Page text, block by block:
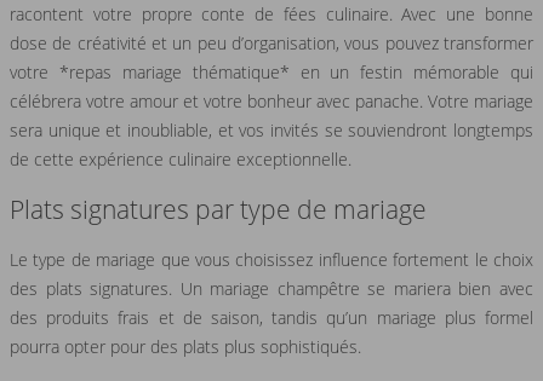
racontent votre propre conte de fées culinaire. Avec une bonne
dose de créativité et un peu d’organisation, vous pouvez transformer
votre *repas mariage thématique* en un festin mémorable qui
célébrera votre amour et votre bonheur avec panache. Votre mariage
sera unique et inoubliable, et vos invités se souviendront longtemps
de cette expérience culinaire exceptionnelle.
Plats signatures par type de mariage
Le type de mariage que vous choisissez influence fortement le choix
des plats signatures. Un mariage champêtre se mariera bien avec
des produits frais et de saison, tandis qu’un mariage plus formel
pourra opter pour des plats plus sophistiqués.